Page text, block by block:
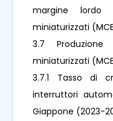
margine lordo
miniaturizzati
3.7
miniaturizzati
3.7.1 Tasso di
interruttori
Giappone (2023-